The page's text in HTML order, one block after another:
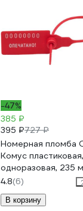
-47%
385 ₽
395 ₽727 ₽
Номерная пломба
Комус пластиковая,
одноразовая, 235
красные, 50 штук/
73503
4.8(6)
В корзину